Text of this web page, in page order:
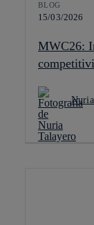
BLOG
15/03/2026
MWC26: